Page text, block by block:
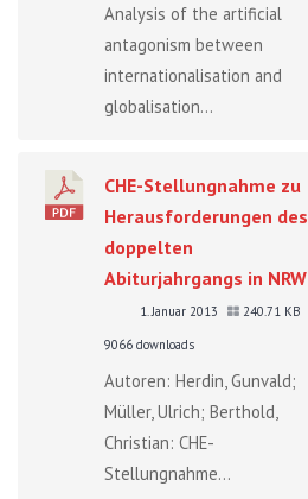
Analysis of the artificial
antagonism between
internationalisation and
globalisation...
CHE-Stellungnahme zu
Herausforderungen des
doppelten
Abiturjahrgangs in NRW
1. Januar 2013
240.71 KB
9066 downloads
Autoren: Herdin, Gunvald;
Müller, Ulrich; Berthold,
Christian: CHE-
Stellungnahme...